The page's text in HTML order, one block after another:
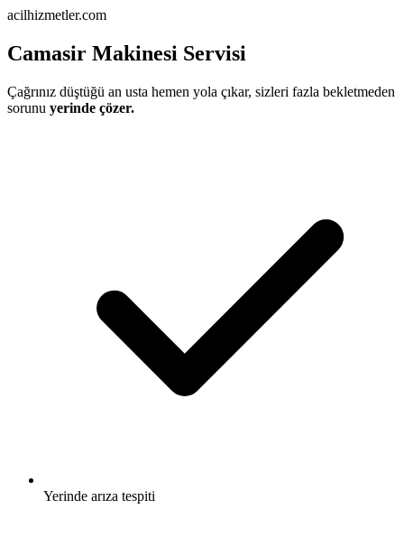
acilhizmetler.com
Camasir Makinesi Servisi
Çağrınız düştüğü an usta hemen yola çıkar, sizleri fazla bekletmeden
sorunu yerinde çözer.
Yerinde arıza tespiti